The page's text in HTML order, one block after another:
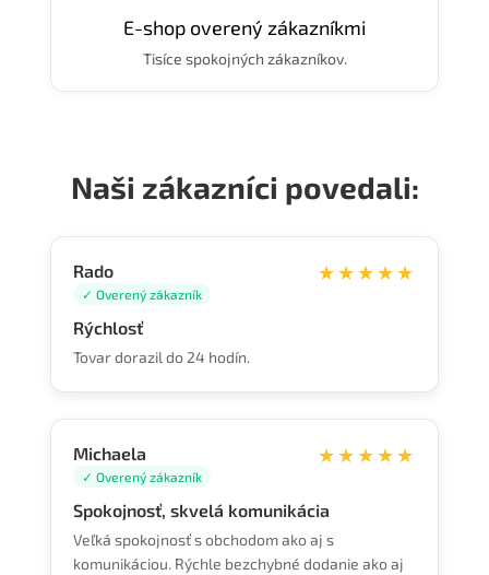
E-shop overený zákazníkmi
Tisíce spokojných zákazníkov.
Naši zákazníci povedali:
Rado
✓ Overený zákazník
★★★★★
Rýchlosť
Tovar dorazil do 24 hodín.
Michaela
✓ Overený zákazník
★★★★★
Spokojnosť, skvelá komunikácia
Veľká spokojnosť s obchodom ako aj s
komunikáciou. Rýchle bezchybné dodanie ako aj